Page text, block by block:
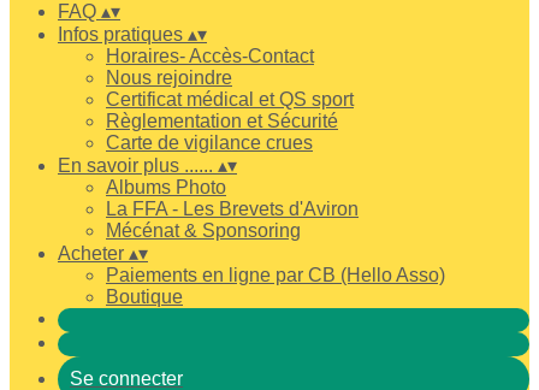
FAQ ▴▾
Infos pratiques ▴▾
Horaires- Accès-Contact
Nous rejoindre
Certificat médical et QS sport
Règlementation et Sécurité
Carte de vigilance crues
En savoir plus ...... ▴▾
Albums Photo
La FFA - Les Brevets d'Aviron
Mécénat & Sponsoring
Acheter ▴▾
Paiements en ligne par CB (Hello Asso)
Boutique
Se connecter